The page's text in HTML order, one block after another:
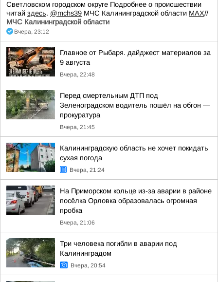
Светловском городском округе Подробнее о происшествии
читай здесь. @mchs39 МЧС Калининградской области MAX//
МЧС Калининградской области
Вчера, 23:12
Главное от Рыбаря. дайджест материалов за
9 августа
Вчера, 22:48
Перед смертельным ДТП под
Зеленоградском водитель пошёл на обгон —
прокуратура
Вчера, 21:45
Калининградскую область не хочет покидать
сухая погода
Вчера, 21:24
На Приморском кольце из-за аварии в районе
посёлка Орловка образовалась огромная
пробка
Вчера, 21:06
Три человека погибли в аварии под
Калининградом
Вчера, 20:54